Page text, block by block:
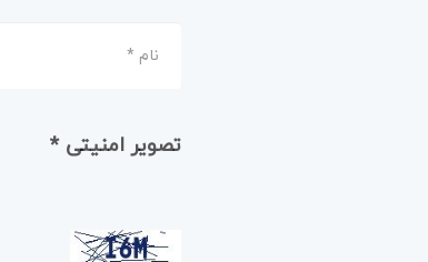
تصویر امنیتی*